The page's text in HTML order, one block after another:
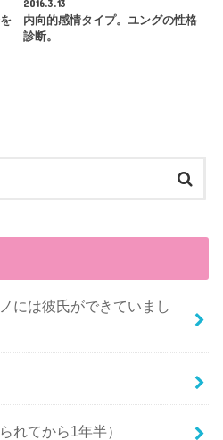
2016.3.13
内向的感情タイプ。ユングの性格
診断。
には彼氏ができていまし
れてから1年半）